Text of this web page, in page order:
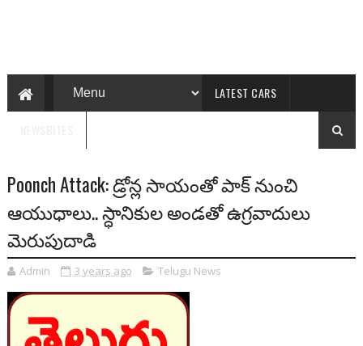
LATEST CARS
Poonch Attack: డ్రోన్ల సాయంతో పాక్ నుంచి
ఆయుధాలు.. స్ధానికుల అండతో ఉగ్రవాదులు
మెరుపుదాడి
Admin 3 years ago Telugu News